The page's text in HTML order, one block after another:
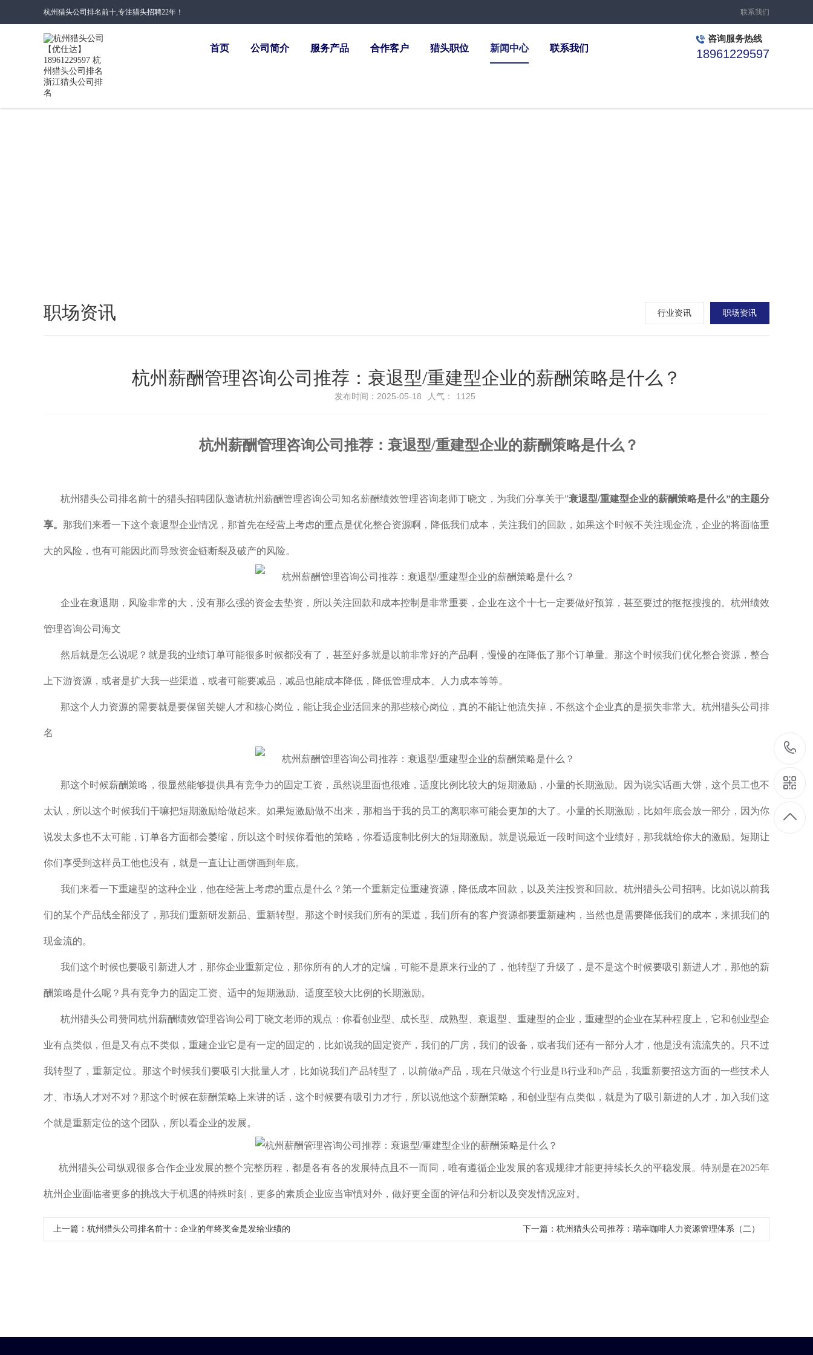
杭州猎头公司排名前十,专注猎头招聘22年！ 联系我们
首页 公司简介 服务产品 合作客户 猎头职位 新闻中心 联系我们
咨询服务热线
18961229597
职场资讯 行业资讯 职场资讯
杭州薪酬管理咨询公司推荐：衰退型/重建型企业的薪酬策略是什么？
发布时间：2025-05-18 人气： 1125
杭州薪酬管理咨询公司推荐：衰退型/重建型企业的薪酬策略是什么？
杭州猎头公司排名前十的猎头招聘团队邀请杭州薪酬管理咨询公司知名薪酬绩效管理咨询老师丁晓文，为我们分享关于”衰退型/重建型企业的薪酬策略是什么”的主题分
享。 那我们来看一下这个衰退型企业情况，那首先在经营上考虑的重点是优化整合资源啊，降低我们成本，关注我们的回款，如果这个时候不关注现金流，企业的将面临重
大的风险，也有可能因此而导致资金链断裂及破产的风险。
企业在衰退期，风险非常的大，没有那么强的资金去垫资，所以关注回款和成本控制是非常重要，企业在这个十七一定要做好预算，甚至要过的抠抠搜搜的。杭州绩效
管理咨询公司海文
然后就是怎么说呢？就是我的业绩订单可能很多时候都没有了，甚至好多就是以前非常好的产品啊，慢慢的在降低了那个订单量。那这个时候我们优化整合资源，整合
上下游资源，或者是扩大我一些渠道，或者可能要减品，减品也能成本降低，降低管理成本、人力成本等等。
那这个人力资源的需要就是要保留关键人才和核心岗位，能让我企业活回来的那些核心岗位，真的不能让他流失掉，不然这个企业真的是损失非常大。杭州猎头公司排
名
那这个时候薪酬策略，很显然能够提供具有竞争力的固定工资，虽然说里面也很难，适度比例比较大的短期激励，小量的长期激励。因为说实话画大饼，这个员工也不
太认，所以这个时候我们干嘛把短期激励给做起来。如果短激励做不出来，那相当于我的员工的离职率可能会更加的大了。小量的长期激励，比如年底会放一部分，因为你
说发太多也不太可能，订单各方面都会萎缩，所以这个时候你看他的策略，你看适度制比例大的短期激励。就是说最近一段时间这个业绩好，那我就给你大的激励。短期让
你们享受到这样员工他也没有，就是一直让让画饼画到年底。
我们来看一下重建型的这种企业，他在经营上考虑的重点是什么？第一个重新定位重建资源，降低成本回款，以及关注投资和回款。杭州猎头公司招聘。 比如说以前我
们的某个产品线全部没了，那我们重新研发新品、重新转型。那这个时候我们所有的渠道，我们所有的客户资源都要重新建构，当然也是需要降低我们的成本，来抓我们的
现金流的。
我们这个时候也要吸引新进人才，那你企业重新定位，那你所有的人才的定编，可能不是原来行业的了，他转型了升级了，是不是这个时候要吸引新进人才，那他的薪
酬策略是什么呢？具有竞争力的固定工资、适中的短期激励、适度至较大比例的长期激励。
杭州猎头公司赞同杭州薪酬绩效管理咨询公司丁晓文老师的观点：你看创业型、成长型、成熟型、衰退型、重建型的企业，重建型的企业在某种程度上，它和创业型企
业有点类似，但是又有点不类似，重建企业它是有一定的固定的，比如说我的固定资产，我们的厂房，我们的设备，或者我们还有一部分人才，他是没有流流失的。只不过
我转型了，重新定位。那这个时候我们要吸引大批量人才，比如说我们产品转型了，以前做a产品，现在只做这个行业是B行业和b产品，我重新要招这方面的一些技术人
才、市场人才对不对？那这个时候在薪酬策略上来讲的话，这个时候要有吸引力才行，所以说他这个薪酬策略，和创业型有点类似，就是为了吸引新进的人才，加入我们这
个就是重新定位的这个团队，所以看企业的发展。
杭州猎头公司纵观很多合作企业发展的整个完整历程，都是各有各的发展特点且不一而同，唯有遵循企业发展的客观规律才能更持续长久的平稳发展。特别是在2025年
杭州企业面临者更多的挑战大于机遇的特殊时刻，更多的素质企业应当审慎对外，做好更全面的评估和分析以及突发情况应对。
上一篇： 杭州猎头公司排名前十：企业的年终奖金是发给业绩的 下一篇： 杭州猎头公司推荐：瑞幸咖啡人力资源管理体系（二）